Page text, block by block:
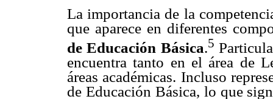
La importancia de la
que aparece en diferentes
de Educación Básica.5
encuentra tanto en el área de
áreas académicas. Incluso
de Educación Básica, lo que